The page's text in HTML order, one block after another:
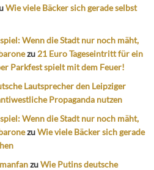
Wie viele Bäcker sich gerade selbst
Wenn die Stadt nur noch mäht,
zu 21 Euro Tageseintritt für ein
Parkfest spielt mit dem Feuer!
Lautsprecher den Leipziger
Propaganda nutzen
Wenn die Stadt nur noch mäht,
zuWie viele Bäcker sich gerade
zuWie Putins deutsche